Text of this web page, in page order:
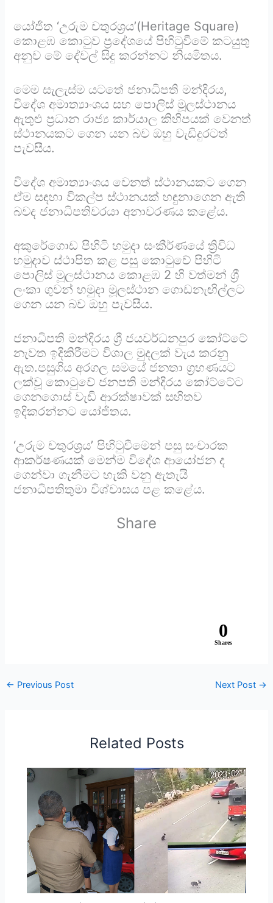
යෝජිත ‘උරුම චතුරශ්‍රය’(Heritage Square)
කොළඹ කොටුව ප්‍රදේශයේ පිහිටුවීමේ කටයුතු
අනුව මේ දේවල් සිදු කරන්නට නියමිතය.
මෙම සැලැස්ම යටතේ ජනාධිපති මන්දිරය,
විදේශ අමාත්‍යාංශය සහ පොලිස් මූලස්ථානය
ඇතුළු ප්‍රධාන රාජ්‍ය කාර්යාල කිහිපයක් වෙනත්
ස්ථානයකට ගෙන යන බව ඔහු වැඩිදුරටත්
පැවසීය.
විදේශ අමාත්‍යාංශය වෙනත් ස්ථානයකට ගෙන
ඒම සඳහා විකල්ප ස්ථානයක් හඳුනාගෙන ඇති
බවද ජනාධිපතිවරයා අනාවරණය කළේය.
අකුරේගොඩ පිහිටි හමුදා සංකීර්ණයේ ත්‍රිවිධ
හමුදාව ස්ථාපිත කළ පසු කොටුවේ පිහිටි
පොලිස් මූලස්ථානය කොළඹ 2 හි වත්මන් ශ්‍රී
ලංකා ගුවන් හමුදා මූලස්ථාන ගොඩනැඟිල්ලට
ගෙන යන බව ඔහු පැවසීය.
ජනාධිපති මන්දිරය ශ්‍රී ජයවර්ධනපුර කෝට්ටේ
නැවත ඉදිකිරීමට විශාල මුදලක් වැය කරනු
ඇත.පසුගිය අරගල සමයේ ජනතා ග්‍රහණයට
ලක්වූ කොටුවේ ජනපති මන්දිරය කෝට්ටේට
ගෙනගොස් වැඩි ආරක්ෂාවක් සහිතව
ඉදිකරන්නට යෝජිතය.
‘උරුම චතුරශ්‍රය’ පිහිටුවීමෙන් පසු සංචාරක
ආකර්ෂණයක් මෙන්ම විදේශ ආයෝජන ද
ගෙන්වා ගැනීමට හැකි වනු ඇතැයි
ජනාධිපතිතුමා විශ්වාසය පළ කළේය.
Share
0
Shares
← Previous Post Next Post →
Related Posts